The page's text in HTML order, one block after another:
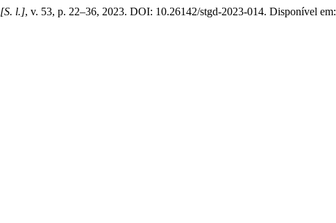
[S. l.], v. 53, p. 22–36, 2023. DOI: 10.26142/stgd-2023-014. Disponível em: